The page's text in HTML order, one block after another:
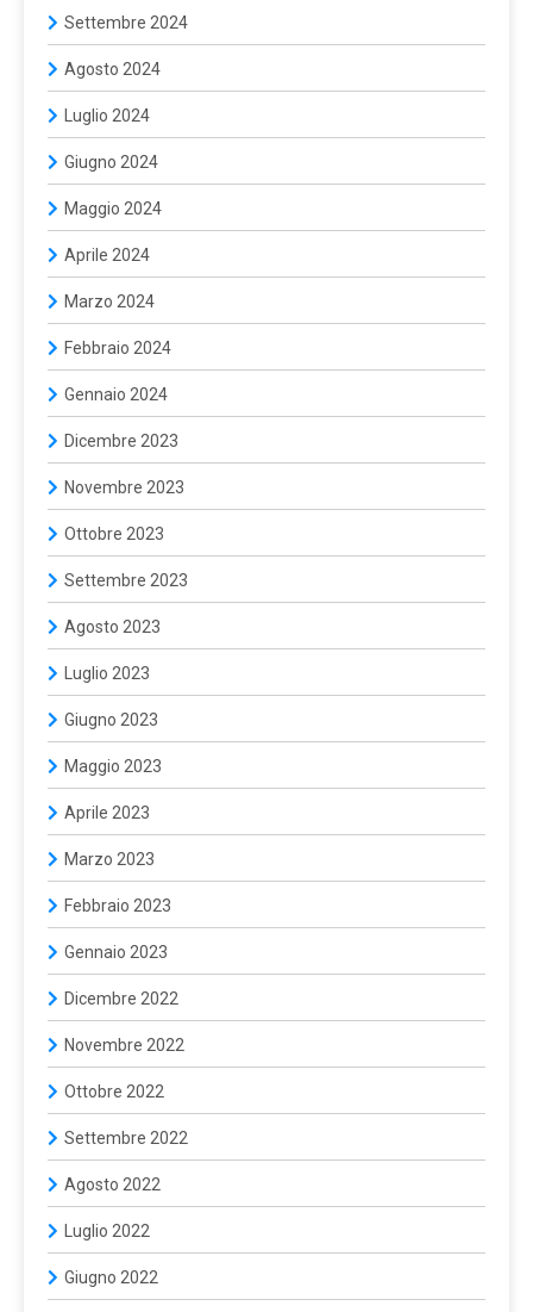
Settembre 2024
Agosto 2024
Luglio 2024
Giugno 2024
Maggio 2024
Aprile 2024
Marzo 2024
Febbraio 2024
Gennaio 2024
Dicembre 2023
Novembre 2023
Ottobre 2023
Settembre 2023
Agosto 2023
Luglio 2023
Giugno 2023
Maggio 2023
Aprile 2023
Marzo 2023
Febbraio 2023
Gennaio 2023
Dicembre 2022
Novembre 2022
Ottobre 2022
Settembre 2022
Agosto 2022
Luglio 2022
Giugno 2022